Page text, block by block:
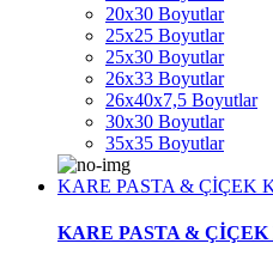
20x30 Boyutlar
25x25 Boyutlar
25x30 Boyutlar
26x33 Boyutlar
26x40x7,5 Boyutlar
30x30 Boyutlar
35x35 Boyutlar
KARE PASTA & ÇİÇEK
KARE PASTA & ÇİÇEK